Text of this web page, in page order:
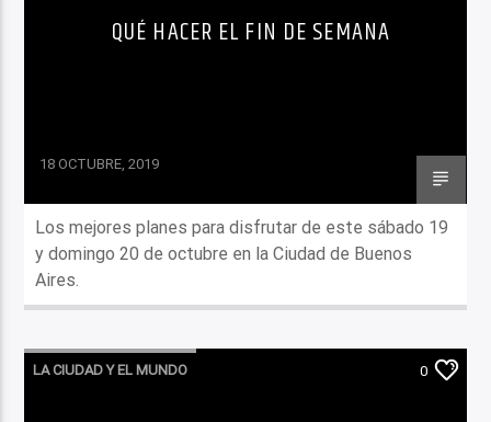
QUÉ HACER EL FIN DE SEMANA
18 OCTUBRE, 2019
Los mejores planes para disfrutar de este sábado 19
y domingo 20 de octubre en la Ciudad de Buenos
Aires.
LA CIUDAD Y EL MUNDO 0